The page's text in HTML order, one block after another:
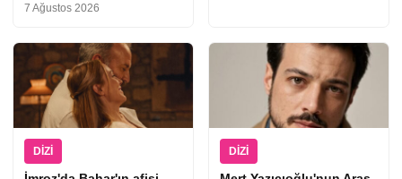
7 Ağustos 2026
DIZI DIZI